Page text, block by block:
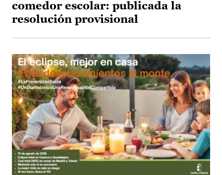
comedor escolar: publicada la
resolución provisional